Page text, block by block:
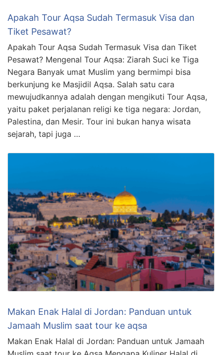
Apakah Tour Aqsa Sudah Termasuk Visa dan
Tiket Pesawat?
Apakah Tour Aqsa Sudah Termasuk Visa dan Tiket
Pesawat? Mengenal Tour Aqsa: Ziarah Suci ke Tiga
Negara Banyak umat Muslim yang bermimpi bisa
berkunjung ke Masjidil Aqsa. Salah satu cara
mewujudkannya adalah dengan mengikuti Tour Aqsa,
yaitu paket perjalanan religi ke tiga negara: Jordan,
Palestina, dan Mesir. Tour ini bukan hanya wisata
sejarah, tapi juga …
Makan Enak Halal di Jordan: Panduan untuk
Jamaah Muslim saat tour ke aqsa
Makan Enak Halal di Jordan: Panduan untuk Jamaah